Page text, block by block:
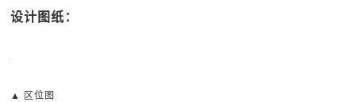
设计图纸：
▲ 区位图